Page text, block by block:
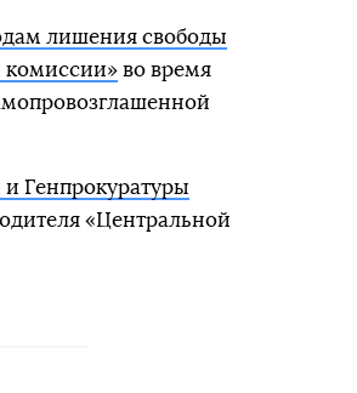
лишения свободы
комиссии»во время
Генпрокуратуры
«Центральной